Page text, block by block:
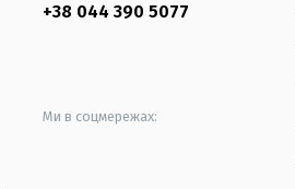
+38 044 390 5077
Ми в соцмережах: